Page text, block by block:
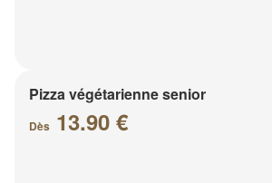
Pizza végétarienne senior
Dès 13.90 €